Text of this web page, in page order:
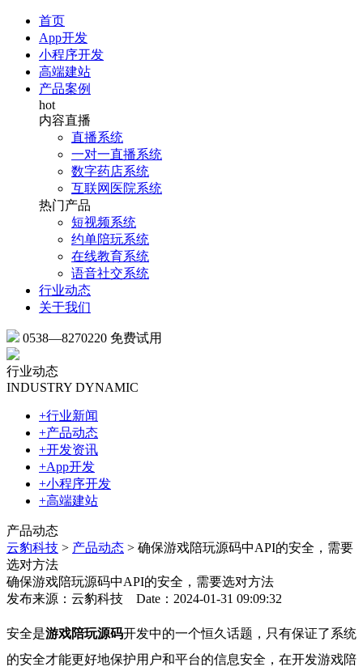
首页
App开发
小程序开发
高端建站
产品案例
hot
内容直播
直播系统
一对一直播系统
数字药店系统
互联网医院系统
热门产品
短视频系统
约单陪玩系统
在线教育系统
语音社交系统
行业动态
关于我们
0538—8270220 免费试用
行业动态
INDUSTRY DYNAMIC
+行业新闻
+产品动态
+开发资讯
+App开发
+小程序开发
+高端建站
产品动态
云豹科技 > 产品动态 > 确保游戏陪玩源码中API的安全，需要
选对方法
确保游戏陪玩源码中API的安全，需要选对方法
发布来源：云豹科技 Date：2024-01-31 09:09:32
安全是游戏陪玩源码开发中的一个恒久话题，只有保证了系统
的安全才能更好地保护用户和平台的信息安全，在开发游戏陪